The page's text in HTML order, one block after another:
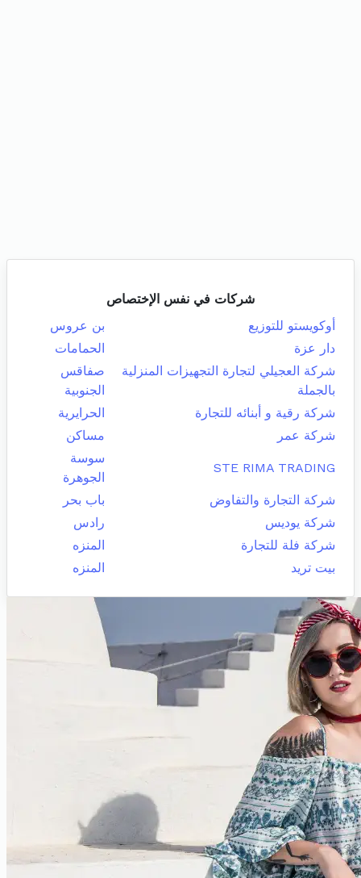
شركات في نفس الإختصاص
أوكويستو للتوزيع
بن عروس
دار عزة
الحمامات
شركة العجيلي لتجارة التجهيزات المنزلية
بالجملة
صفاقس
الجنوبية
شركة رقية و أبنائه للتجارة
الحرايرية
شركة عمر
مساكن
STE RIMA TRADING
سوسة
الجوهرة
شركة التجارة والتفاوض
باب بحر
شركة يوديس
رادس
شركة فلة للتجارة
المنزه
بيت تريد
المنزه